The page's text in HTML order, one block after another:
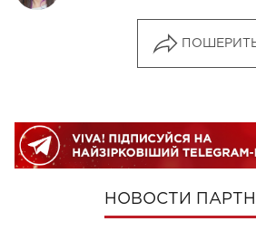
НОВОСТИ